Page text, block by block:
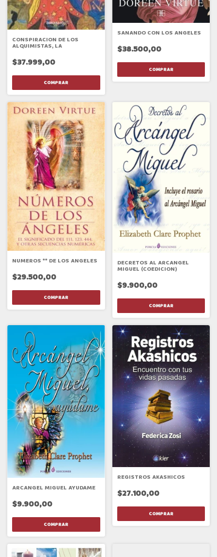
CONSPIRACION DE LOS
ALQUIMISTAS, LA
$37.999,00
SANANDO CON LOS ANGELES
$38.500,00
NUMEROS ** DE LOS ANGELES
$29.500,00
DECRETOS AL ARCANGEL
MIGUEL (COEDICION)
$9.900,00
ARCANGEL MIGUEL AYUDAME
$9.900,00
REGISTROS AKASHICOS
$27.100,00